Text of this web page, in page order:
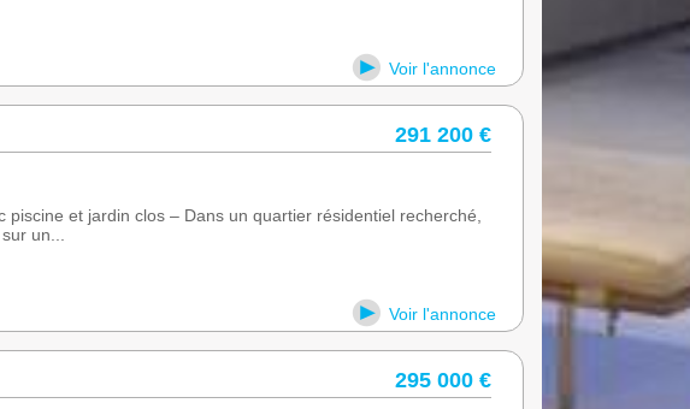
Voir l'annonce
291 200 €
et jardin clos – Dans un quartier résidentiel recherché,
un...
Voir l'annonce
295 000 €